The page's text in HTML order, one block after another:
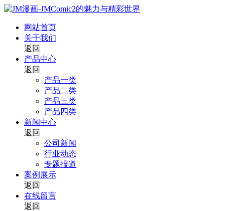
网站首页
关于我们
返回
产品中心
返回
产品一类
产品二类
产品三类
产品四类
新闻中心
返回
公司新闻
行业动态
专题报道
案例展示
返回
在线留言
返回